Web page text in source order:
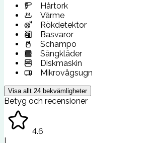
Hårtork
Värme
Rökdetektor
Basvaror
Schampo
Sängkläder
Diskmaskin
Mikrovågsugn
Visa allt 24 bekvämligheter
Betyg och recensioner
4.6
I